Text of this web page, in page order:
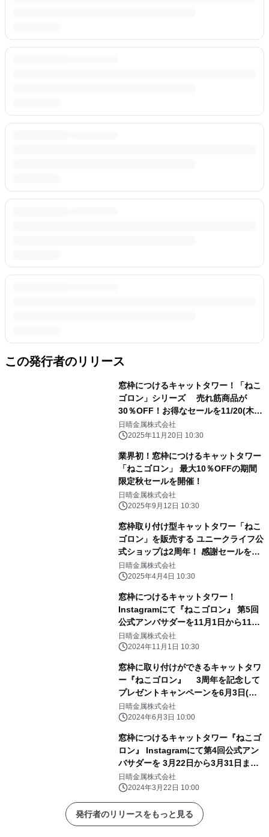
この発行者のリリース
窓枠につけるキャットタワー！「ねこ
ゴロン」シリーズ 売れ筋商品が
30％OFF！お得なセールを11/20(木)
～期間限定開催
日晴金属株式会社
2025年11月20日 10:30
業界初！窓枠につけるキャットタワー
「ねこゴロン」 最大10％OFFの期間
限定秋セールを開催！
日晴金属株式会社
2025年9月12日 10:30
窓枠取り付け型キャットタワー「ねこ
ゴロン」を販売する ユニークライフ公
式ショップは2周年！ 感謝セールを4
月4日から開催！
日晴金属株式会社
2025年4月4日 10:30
窓枠につけるキャットタワー！
Instagramにて『ねこゴロン』 第5回
公式アンバサダーを11月1日から11月
10日まで募集
日晴金属株式会社
2024年11月1日 10:30
窓枠に取り付けができるキャットタワ
ー『ねこゴロン』 3周年を記念して
プレゼントキャンペーンを6月3日(月)
より開催
日晴金属株式会社
2024年6月3日 10:00
窓枠につけるキャットタワー『ねこゴ
ロン』 Instagramにて第4回公式アン
バサダーを 3月22日から3月31日まで
募集！
日晴金属株式会社
2024年3月22日 10:00
発行者のリリースをもっと見る